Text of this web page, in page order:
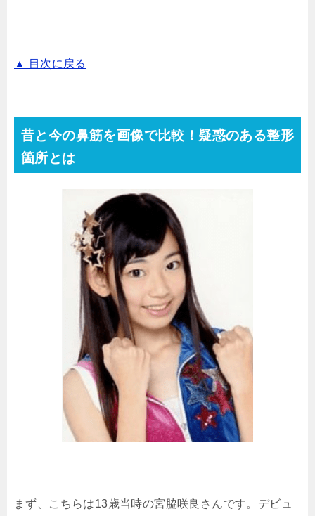
▲ 目次に戻る
昔と今の鼻筋を画像で比較！疑惑のある整形
箇所とは
まず、こちらは13歳当時の宮脇咲良さんです。デビュ